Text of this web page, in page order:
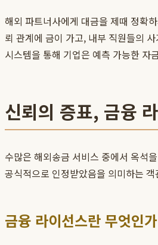
해외 파트너사에게 대금을 제때 정확
뢰 관계에 금이 가고, 내부 직원들의
시스템을 통해 기업은 예측 가능한 자
신뢰의 증표, 금융
수많은 해외송금 서비스 중에서 옥석
공식적으로 인정받았음을 의미하는
금융 라이선스란 무엇인